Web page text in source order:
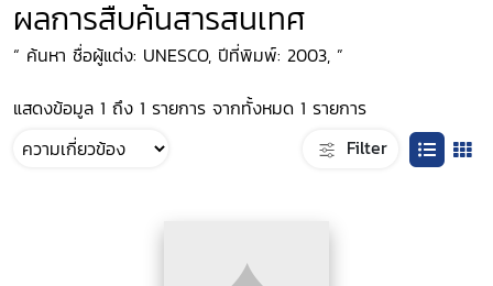
ผลการสืบค้นสารสนเทศ
“ ค้นหา ชื่อผู้แต่ง: UNESCO, ปีที่พิมพ์: 2003, ”
แสดงข้อมูล 1 ถึง 1 รายการ จากทั้งหมด 1 รายการ
Filter